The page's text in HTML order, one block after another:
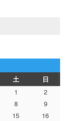
土
日
1
2
8
9
15
16